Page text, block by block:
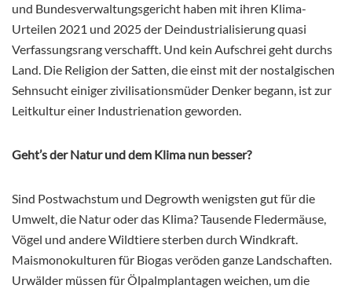
und Bundesverwaltungsgericht haben mit ihren Klima-
Urteilen 2021 und 2025 der Deindustrialisierung quasi
Verfassungsrang verschafft. Und kein Aufschrei geht durchs
Land. Die Religion der Satten, die einst mit der nostalgischen
Sehnsucht einiger zivilisationsmüder Denker begann, ist zur
Leitkultur einer Industrienation geworden.
Geht’s der Natur und dem Klima nun besser?
Sind Postwachstum und Degrowth wenigsten gut für die
Umwelt, die Natur oder das Klima? Tausende Fledermäuse,
Vögel und andere Wildtiere sterben durch Windkraft.
Maismonokulturen für Biogas veröden ganze Landschaften.
Urwälder müssen für Ölpalmplantagen weichen, um die